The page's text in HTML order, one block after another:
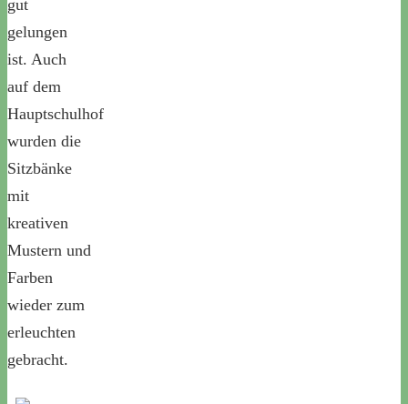
gut
gelungen
ist. Auch
auf dem
Hauptschulhof
wurden die
Sitzbänke
mit
kreativen
Mustern und
Farben
wieder zum
erleuchten
gebracht.